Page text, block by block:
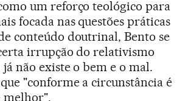
um reforço teológico para
focada nas questões práticas
conteúdo doutrinal, Bento se
irrupção do relativismo
não existe o bem e o mal.
"conforme a circunstância é
melhor".